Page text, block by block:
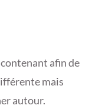
afin de
mais
autour.